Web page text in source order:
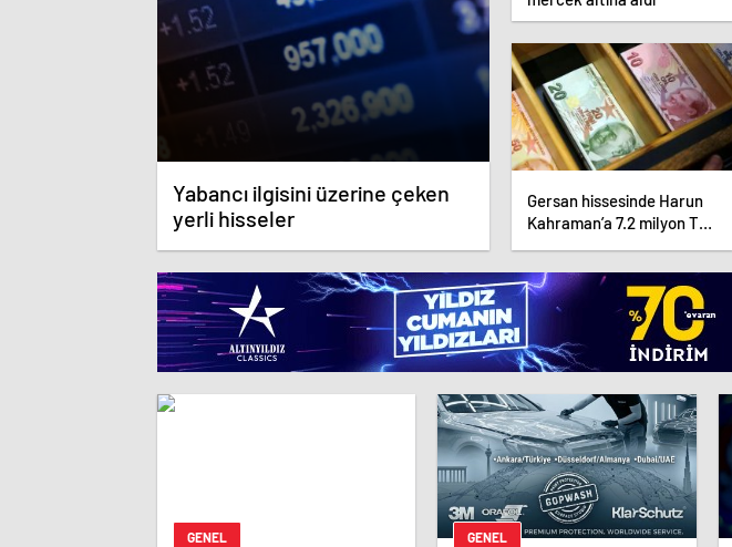
Yabancı ilgisini üzerine çeken
yerli hisseler
Gersan hissesinde Harun
Kahraman’a 7.2 milyon TL
GENEL GENEL